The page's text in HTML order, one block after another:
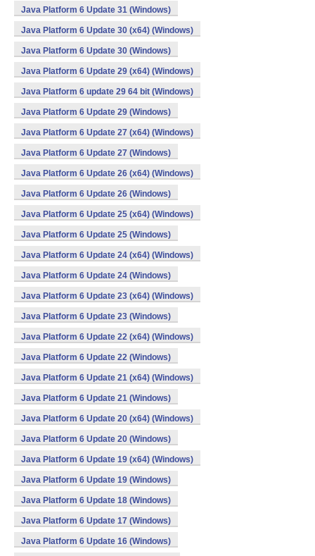
Java Platform 6 Update 31 (Windows)
Java Platform 6 Update 30 (x64) (Windows)
Java Platform 6 Update 30 (Windows)
Java Platform 6 Update 29 (x64) (Windows)
Java Platform 6 update 29 64 bit (Windows)
Java Platform 6 Update 29 (Windows)
Java Platform 6 Update 27 (x64) (Windows)
Java Platform 6 Update 27 (Windows)
Java Platform 6 Update 26 (x64) (Windows)
Java Platform 6 Update 26 (Windows)
Java Platform 6 Update 25 (x64) (Windows)
Java Platform 6 Update 25 (Windows)
Java Platform 6 Update 24 (x64) (Windows)
Java Platform 6 Update 24 (Windows)
Java Platform 6 Update 23 (x64) (Windows)
Java Platform 6 Update 23 (Windows)
Java Platform 6 Update 22 (x64) (Windows)
Java Platform 6 Update 22 (Windows)
Java Platform 6 Update 21 (x64) (Windows)
Java Platform 6 Update 21 (Windows)
Java Platform 6 Update 20 (x64) (Windows)
Java Platform 6 Update 20 (Windows)
Java Platform 6 Update 19 (x64) (Windows)
Java Platform 6 Update 19 (Windows)
Java Platform 6 Update 18 (Windows)
Java Platform 6 Update 17 (Windows)
Java Platform 6 Update 16 (Windows)